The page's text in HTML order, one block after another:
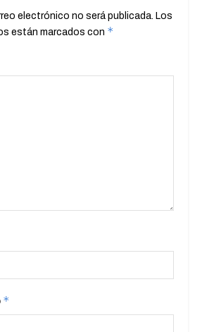
electrónico no será publicada. Los
están marcados con *
*